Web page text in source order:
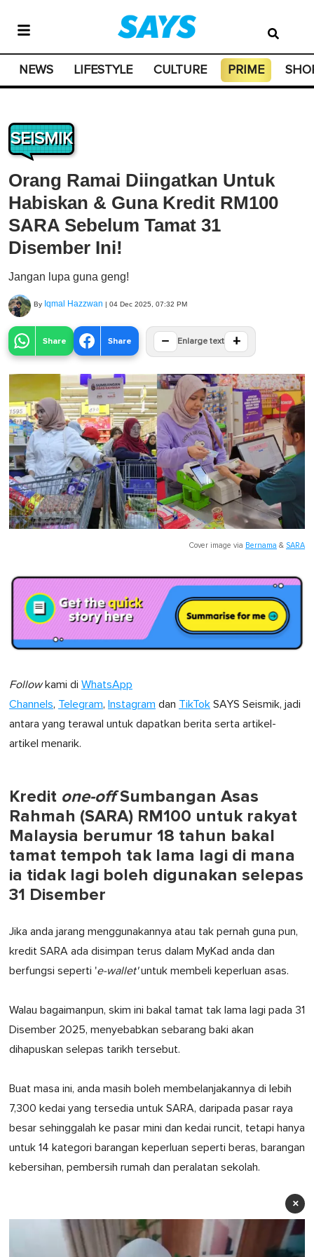
NEWS LIFESTYLE CULTURE PRIME
SEISMIK
Orang Ramai Diingatkan Untuk
Habiskan & Guna Kredit RM100
SARA Sebelum Tamat 31
Disember Ini!
Jangan lupa guna geng!
By Iqmal Hazzwan | 04 Dec 2025, 07:32 PM
Share Share − Enlarge text +
Cover image via Bernama & SARA
Followkami di WhatsApp
Channels, Telegram, Instagram dan TikTok SAYS Seismik, jadi
antara yang terawal untuk dapatkan berita serta artikel-
artikel menarik.
Kredit one-offSumbangan Asas
Rahmah (SARA) RM100 untuk rakyat
Malaysia berumur 18 tahun bakal
tamat tempoh tak lama lagi di mana
ia tidak lagi boleh digunakan selepas
31 Disember
Jika anda jarang menggunakannya atau tak pernah guna pun,
kredit SARA ada disimpan terus dalam MyKad anda dan
berfungsi seperti 'e-wallet'untuk membeli keperluan asas.
Walau bagaimanpun, skim ini bakal tamat tak lama lagi pada 31
Disember 2025, menyebabkan sebarang baki akan
dihapuskan selepas tarikh tersebut.
Buat masa ini, anda masih boleh membelanjakannya di lebih
7,300 kedai yang tersedia untuk SARA, daripada pasar raya
besar sehinggalah ke pasar mini dan kedai runcit, tetapi hanya
untuk 14 kategori barangan keperluan seperti beras, barangan
kebersihan, pembersih rumah dan peralatan sekolah.
×